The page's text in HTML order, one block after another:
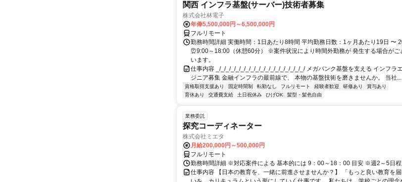
関西 インフラ基盤(サーバー)技術者募集
株式会社林電子
年俸5,500,000円～6,500,000円
フルリモート
勤務時間詳細 実働時間：1日あたり8時間 平均勤務日数：1ヶ月あたり19日 〜
⏰9:00～18:00（休憩60分） ※案件状況により時間外勤務が 発生する場合がご
います。
仕事内容 _/_/_/_/_/_/_/_/_/_/_/_/_/_/_/_/_/_/ メガバンク基盤を支える インフラ
ジニア募集 金融インフラの最前線で、 本物の基盤技術を磨きませんか。 当社...
資格取得支援あり 固定時間制 転勤なし フルリモート 経験者歓迎 研修あり
賞与あり
育休あり
交通費支給 土日祝休み ひげOK 髪型・髪色自由
業務委託
探究コーディネーター
株式会社ミエタ
月給200,000円～500,000円
フルリモート
勤務時間詳細 ※対応案件による 基本的には 9：00～18：00 目安 ※週2～5日
仕事内容 【日本の教育を、一緒に前進させませんか？】 「もっと良い教育を